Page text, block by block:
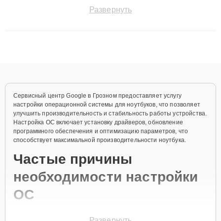
сохранением гарантии до 3 лет. Наши мастера решают
Развернуть
Сервисный центр Google в Грозном предоставляет услугу
настройки операционной системы для ноутбуков, что позволяет
улучшить производительность и стабильность работы устройства.
Настройка ОС включает установку драйверов, обновление
программного обеспечения и оптимизацию параметров, что
способствует максимальной производительности ноутбука.
Частые причины
необходимости настройки
ОС
Ошибки в работе операционной системы.